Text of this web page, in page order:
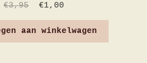
€3,95 €1,00
aan winkelwagen